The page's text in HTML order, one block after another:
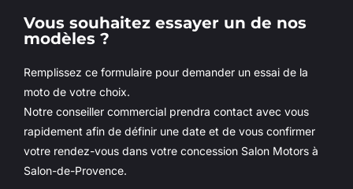
Vous souhaitez essayer un de nos
modèles ?
Remplissez ce formulaire pour demander un essai de la
moto de votre choix.
Notre conseiller commercial prendra contact avec vous
rapidement afin de définir une date et de vous confirmer
votre rendez-vous dans votre concession Salon Motors à
Salon-de-Provence.